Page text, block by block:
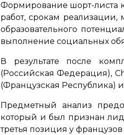
Формирование шорт-листа
работ, срокам
образовательного
выполнение социальных
В результате после
(Российская Федерация),
(Французская Республика)
Предметный анализ
который и был признан
третья позиция у